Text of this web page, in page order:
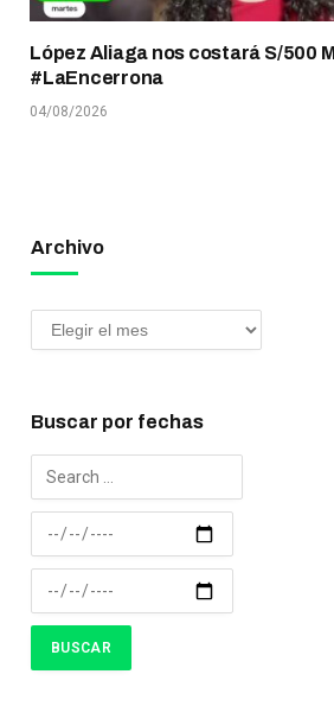
López Aliaga nos costará S/500
#LaEncerrona
04/08/2026
Archivo
Buscar por fechas